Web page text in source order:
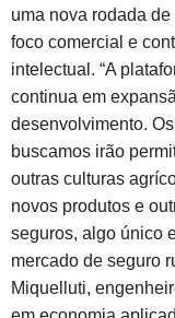
uma nova rodada
foco comercial e
intelectual. “A
continua em
desenvolvimento.
buscamos irão
outras culturas
novos produtos e
seguros, algo único
mercado de seguro
Miquelluti,